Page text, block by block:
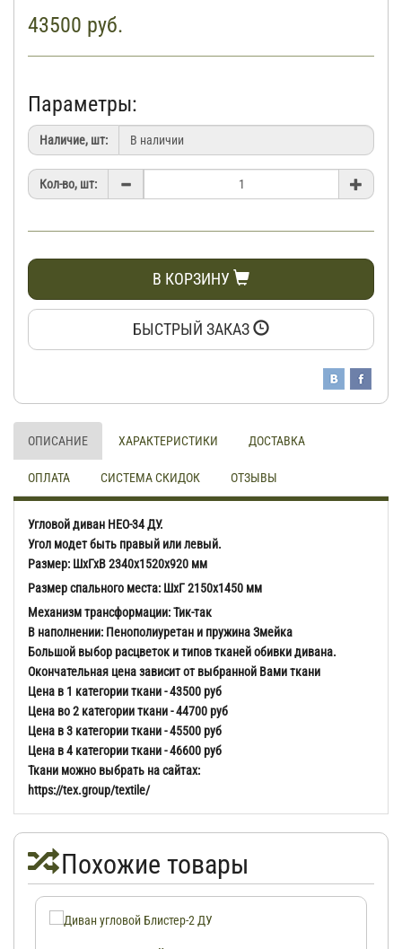
43500 руб.
Параметры:
Наличие, шт:
Кол-во, шт:
В КОРЗИНУ
БЫСТРЫЙ ЗАКАЗ
ОПИСАНИЕ ХАРАКТЕРИСТИКИ ДОСТАВКА
ОПЛАТА СИСТЕМА СКИДОК ОТЗЫВЫ
Угловой диван НЕО-34 ДУ.
Угол модет быть правый или левый.
Размер: ШхГхВ2340х1520х920 мм
Размер спального места: ШхГ2150х1450 мм
Механизм трансформации:Тик-так
В наполнении: Пенополиуретан и пружина Змейка
Большой выбор расцветок и типов тканей обивки дивана.
Окончательная цена зависит от выбранной Вами ткани
Цена в 1 категории ткани - 43500 руб
Цена во 2 категории ткани - 44700 руб
Цена в 3 категории ткани - 45500 руб
Цена в 4 категории ткани - 46600 руб
Ткани можно выбрать на сайтах:
https://tex.group/textile/
Похожие товары